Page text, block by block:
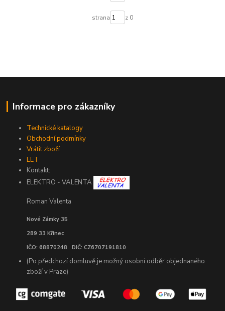
strana z 0
Informace pro zákazníky
Technické katalogy
Obchodní podmínky
Vrátit zboží
EET
Kontakt:
ELEKTRO - VALENTA
Roman Valenta
Nové Zámky 35
289 33 Křinec
IČO: 68870248 DIČ: CZ6707191810
(Po předchozí domluvě je možný osobní odběr objednaného
zboží v Praze)